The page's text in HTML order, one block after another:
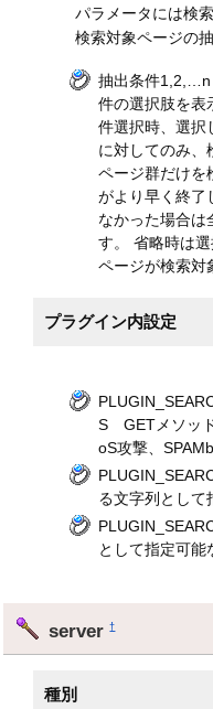
パラメータには検
検索対象ページの
抽出条件1,2,…n
件の選択肢を表
件選択時、選択
に対してのみ、
ページ群だけを
がより早く終了
なかった場合は
す。 省略時は
ページが検索対
プラグイン内設定
S GETメソッ
oS攻撃、
る文字列として
として指定可能
server†
種別